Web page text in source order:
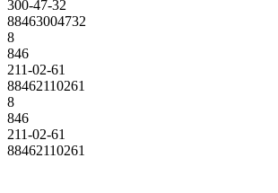
300-47-32
88463004732
8
846
211-02-61
88462110261
8
846
211-02-61
88462110261